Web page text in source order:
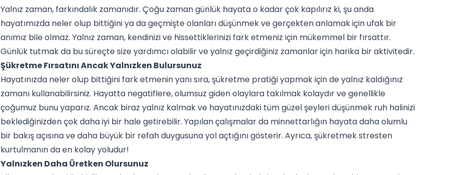
Yalnız zaman, farkındalık zamanıdır. Çoğu zaman günlük hayata o kadar çok kapılırız ki, şu anda
hayatımızda neler olup bittiğini ya da geçmişte olanları düşünmek ve gerçekten anlamak için ufak bir
anımız bile olmaz. Yalnız zaman, kendinizi ve hissettiklerinizi fark etmeniz için mükemmel bir fırsattır.
Günlük tutmak da bu süreçte size yardımcı olabilir ve yalnız geçirdiğiniz zamanlar için harika bir aktivitedir.
Şükretme Fırsatını Ancak Yalnızken Bulursunuz
Hayatınızda neler olup bittiğini fark etmenin yanı sıra, şükretme pratiği yapmak için de yalnız kaldığınız
zamanı kullanabilirsiniz. Hayatta negatiflere, olumsuz giden olaylara takılmak kolaydır ve genellikle
çoğumuz bunu yaparız. Ancak biraz yalnız kalmak ve hayatınızdaki tüm güzel şeyleri düşünmek ruh halinizi
beklediğinizden çok daha iyi bir hale getirebilir. Yapılan çalışmalar da minnettarlığın hayata daha olumlu
bir bakış açısına ve daha büyük bir refah duygusuna yol açtığını gösterir. Ayrıca, şükretmek stresten
kurtulmanın da en kolay yoludur!
Yalnızken Daha Üretken Olursunuz